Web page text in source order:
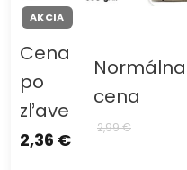
AKCIA
Cena
po
zľave
2,36 €
Normálna
cena
2,99 €